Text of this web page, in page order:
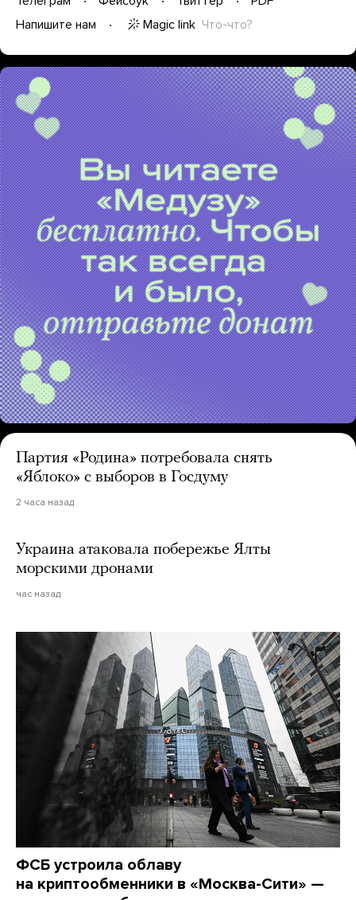
Напишите нам
Magic link Что-что?
Партия «Родина» потребовала снять
«Яблоко» с выборов в Госдуму
2 часа назад
Украина атаковала побережье Ялты
морскими дронами
час назад
ФСБ устроила облаву
на криптообменники в «Москва-Сити» —